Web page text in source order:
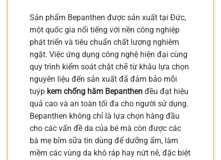
Sản phẩm Bepanthen được sản xuất tại Đức,
một quốc gia nổi tiếng với nền công nghiệp
phát triển và tiêu chuẩn chất lượng nghiêm
ngặt. Việc ứng dụng công nghệ hiện đại cùng
quy trình kiểm soát chặt chẽ từ khâu lựa chọn
nguyên liệu đến sản xuất đã đảm bảo mỗi
tuýp kem chống hăm Bepanthen đều đạt hiệu
quả cao và an toàn tối đa cho người sử dụng.
Bepanthen không chỉ là lựa chọn hàng đầu
cho các vấn đề da của bé mà còn được các
bà mẹ bỉm sữa tin dùng để dưỡng ẩm, làm
mềm các vùng da khô ráp hay nứt nẻ, đặc biệt